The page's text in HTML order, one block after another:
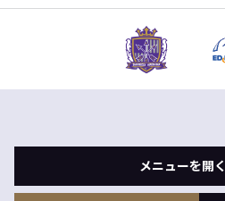
メニューを開く